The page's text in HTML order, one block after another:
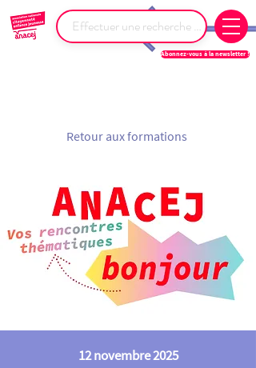
Abonnez-vous à la newsletter !
Retour aux formations
12 novembre 2025